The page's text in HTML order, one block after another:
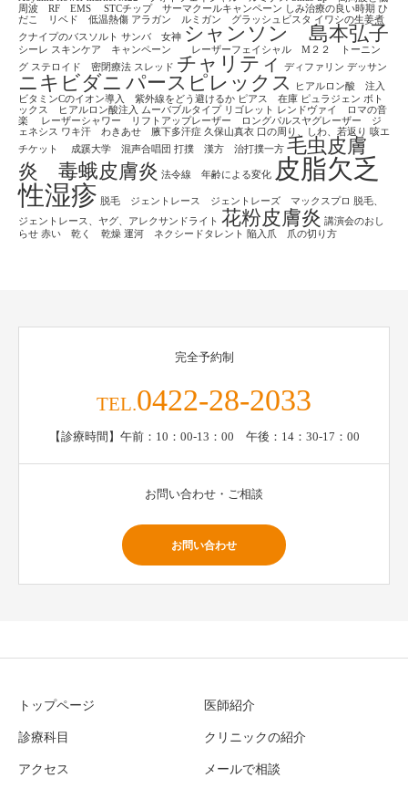
周波 RF EMS
STCチップ サーマクールキャンペーン しみ治療の良い時期 ひ
だこ リベド 低温熱傷 アラガン ルミガン グラッシュビスタ イワシの生姜煮
クナイプのバスソルト サンバ 女神 シャンソン 島本弘子
シーレ スキンケア キャンペーン レーザーフェイシャル M２２ トーニン
グ ステロイド 密閉療法 スレッド チャリティ ディファリン デッサン
ニキビダニ パースピレックス
ヒアルロン酸 注入
ビタミンCのイオン導入 紫外線をどう避けるか ピアス 在庫 ピュラジェン ボト
ックス ヒアルロン酸注入
ムーバブルタイプ リゴレット レンドヴァイ ロマの音
楽
レーザーシャワー リフトアップレーザー ロングパルスヤグレーザー ジ
ェネシス ワキ汗 わきあせ 腋下多汗症 久保山真衣 口の周り、しわ、若返り 咳エ
チケット
成蹊大学 混声合唱団 打撲 漢方 治打撲一方 毛虫皮膚
炎 毒蛾皮膚炎 法令線 年齢による変化
皮脂欠乏
性湿疹 脱毛 ジェントレース ジェントレーズ マックスプロ
脱毛、
ジェントレース、ヤグ、アレクサンドライト 花粉皮膚炎 講演会のおし
らせ 赤い 乾く 乾燥 運河 ネクシードタレント 陥入爪 爪の切り方
完全予約制
TEL.0422-28-2033
【診療時間】午前：10：00-13：00 午後：14：30-17：00
お問い合わせ・ご相談
お問い合わせ
トップページ 医師紹介
診療科目 クリニックの紹介
アクセス メールで相談